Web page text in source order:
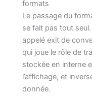
formats
Le passage du
se fait pas tout
appelé exit de
qui joue le rôle de
stockée en interne
l’affichage, et
donnée.